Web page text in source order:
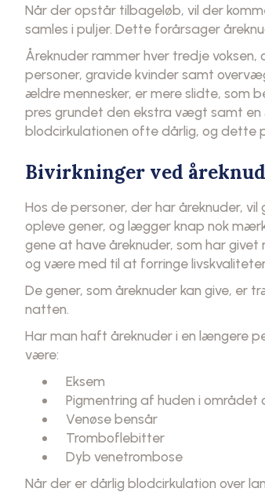
Når der opstår tilbageløb, vil der
samles i puljer. Dette forårsager
Åreknuder rammer hver tredje
personer, gravide kvinder samt
ældre mennesker, er mere slidte, som
pres grundet den ekstra vægt samt
blodcirkulationen ofte dårlig, og dette
Bivirkninger ved
Hos de personer, der har åreknuder,
opleve gener, og lægger knap nok
gene at have åreknuder, som har
og være med til at forringe
De gener, som åreknuder kan give, er
natten.
Har man haft åreknuder i en længere
være:
Eksem
Pigmentring af huden i området
Venøse bensår
Tromboflebitter
Dyb venetrombose
Når der er dårlig blodcirkulation over